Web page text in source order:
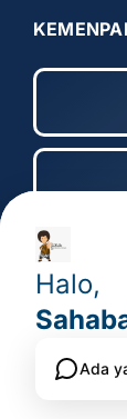
Copyright
Pelaksana